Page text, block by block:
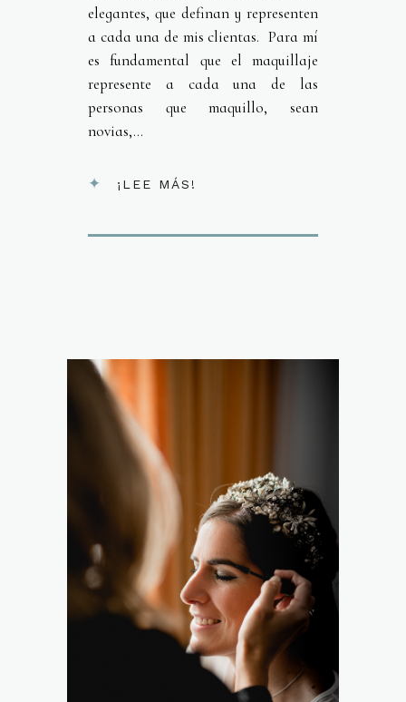
elegantes, que definan y representen
a cada una de mis clientas. Para mí
es fundamental que el maquillaje
represente a cada una de las
personas que maquillo, sean
novias,...
¡LEE MÁS!